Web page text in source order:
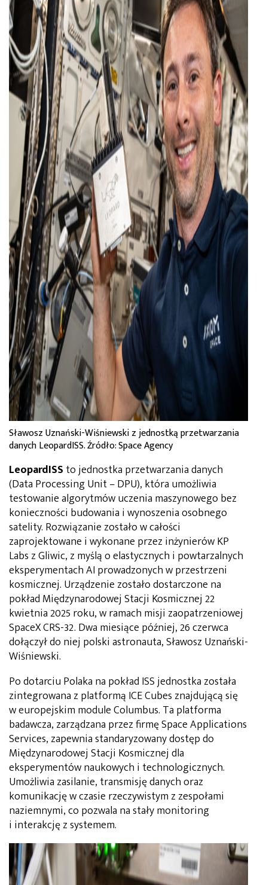
Sławosz Uznański-Wiśniewski z jednostką przetwarzania
danych LeopardISS. Źródło: Space Agency
LeopardISS to jednostka przetwarzania danych
(Data Processing Unit – DPU), która umożliwia
testowanie algorytmów uczenia maszynowego bez
konieczności budowania i wynoszenia osobnego
satelity. Rozwiązanie zostało w całości
zaprojektowane i wykonane przez inżynierów KP
Labs z Gliwic, z myślą o elastycznych i powtarzalnych
eksperymentach AI prowadzonych w przestrzeni
kosmicznej. Urządzenie zostało dostarczone na
pokład Międzynarodowej Stacji Kosmicznej 22
kwietnia 2025 roku, w ramach misji zaopatrzeniowej
SpaceX CRS-32. Dwa miesiące później, 26 czerwca
dołączył do niej polski astronauta, Sławosz Uznański-
Wiśniewski.
Po dotarciu Polaka na pokład ISS jednostka została
zintegrowana z platformą ICE Cubes znajdującą się
w europejskim module Columbus. Ta platforma
badawcza, zarządzana przez firmę Space Applications
Services, zapewnia standaryzowany dostęp do
Międzynarodowej Stacji Kosmicznej dla
eksperymentów naukowych i technologicznych.
Umożliwia zasilanie, transmisję danych oraz
komunikację w czasie rzeczywistym z zespołami
naziemnymi, co pozwala na stały monitoring
i interakcję z systemem.